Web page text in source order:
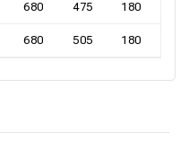
680 475 180
680 505 180